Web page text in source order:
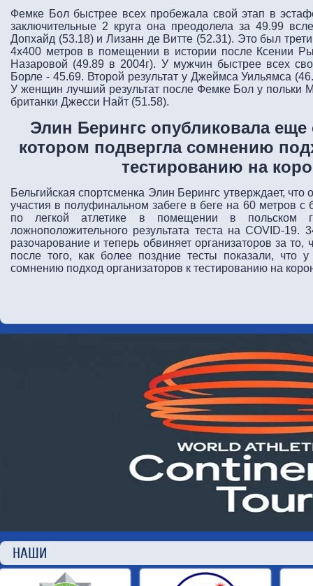
Фемке Бол быстрее всех пробежала свой этап в
заключительные 2 круга она преодолела за 49.99
Допхайд (53.18) и Лизанн де Витте (52.31). Это был
4х400 метров в помещении в истории после Ксении
Назаровой (49.89 в 2004г). У мужчин быстрее всех
Борле - 45.69. Второй результат у Джеймса Уильямса
У женщин лучший результат после Фемке Бол у польки
британки Джесси Найт (51.58).
Элин Берингс опубликовала
котором подвергла сомнению
тестированию на
Бельгийская спортсменка Элин Берингс утверждает,
участия в полуфинальном забеге в беге на 60 метров
по легкой атлетике в помещении в польском
ложноположительного результата теста на COVID-19.
разочарование и теперь обвиняет организаторов за
после того, как более поздние тесты показали, что
сомнению подход организаторов к тестированию на
НАШИ